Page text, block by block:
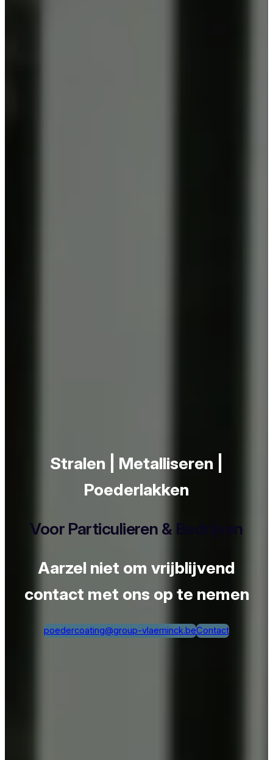
Stralen | Metalliseren |
Poederlakken
Voor Particulieren & Bedrijven
Aarzel niet om vrijblijvend
contact met ons op te nemen
poedercoating@group-vlaeminck.beContact